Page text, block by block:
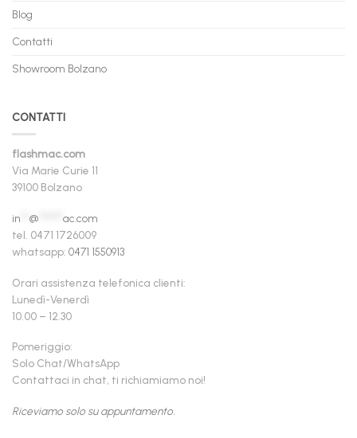
Blog
Contatti
Showroom Bolzano
CONTATTI
flashmac.com
Via Marie Curie 11
39100 Bolzano
in @
ac.com
tel. 0471 1726009
whatsapp: 0471 1550913
Orari assistenza telefonica clienti:
Lunedì-Venerdì
10.00 – 12.30
Pomeriggio:
Solo Chat/WhatsApp
Contattaci in chat, ti richiamiamo noi!
Riceviamo solo su appuntamento.